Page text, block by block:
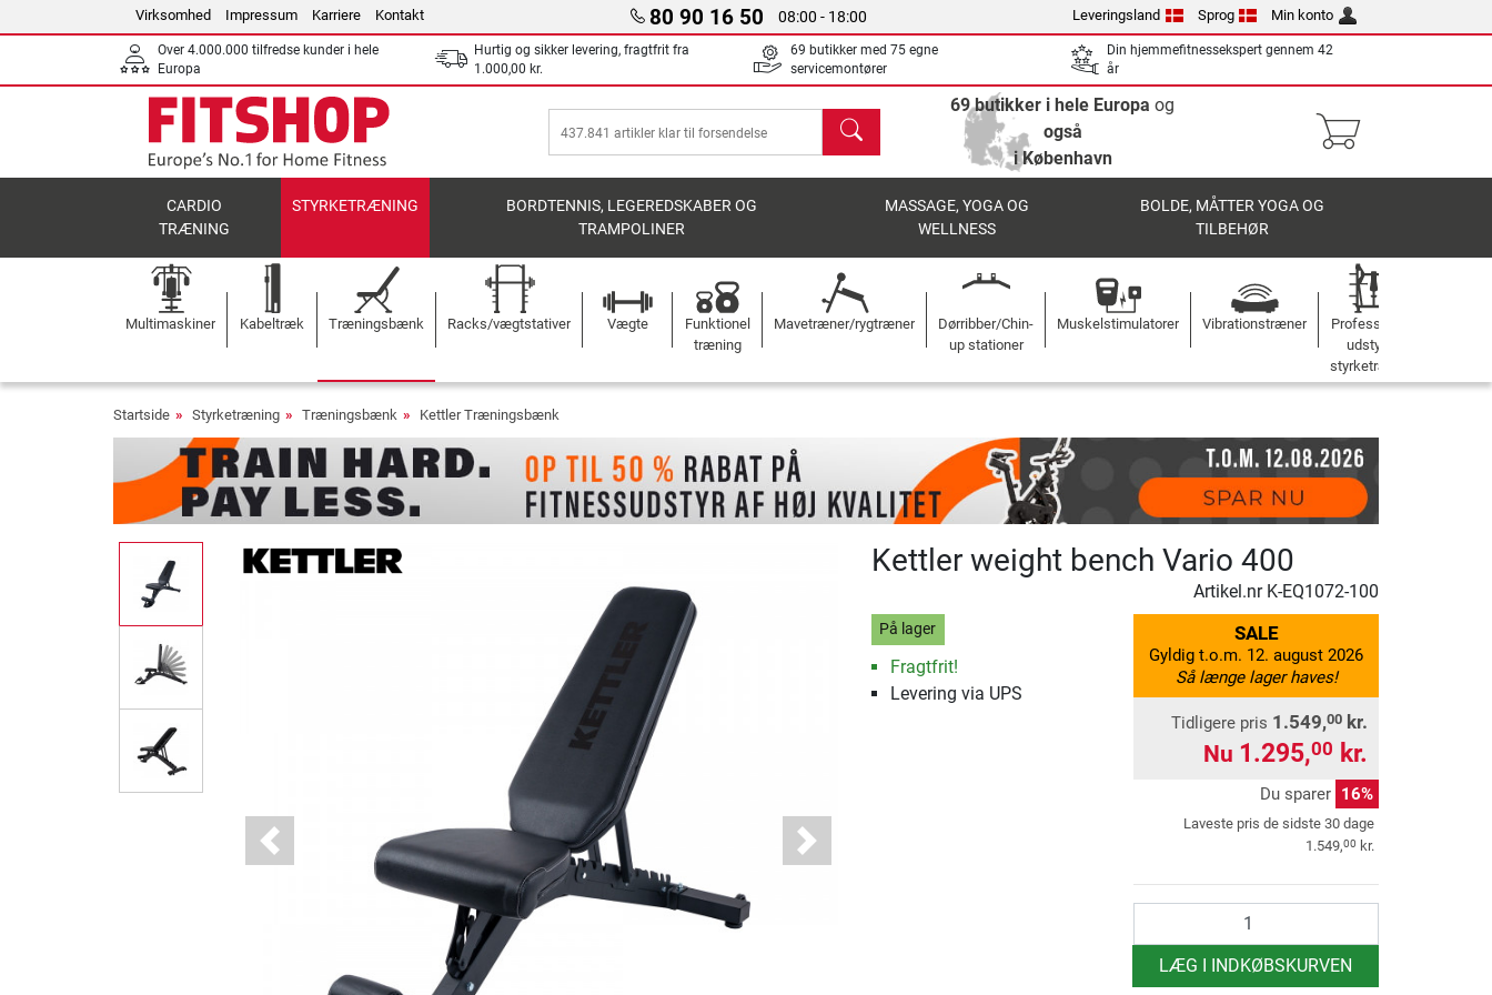
Virksomhed Impressum Karriere Kontakt 80 90 16 50 08:00 - 18:00 Leveringsland Sprog Min konto
Over 4.000.000 tilfredse kunder i hele
Europa
Hurtig og sikker levering, fragtfrit fra
1.000,00 kr.
69 butikker med 75 egne
servicemontører
Din hjemmefitnessekspert gennem 42
år
søg
69 butikker i hele Europa og
også
i København
CARDIO
TRÆNING
STYRKETRÆNING
BORDTENNIS, LEGEREDSKABER OG
TRAMPOLINER
MASSAGE, YOGA OG
WELLNESS
BOLDE, MÅTTER YOGA OG
TILBEHØR
Multimaskiner Kabeltræk Træningsbænk Racks/vægtstativer Vægte
Funktionel
træning
Mavetræner/rygtræner
Dørribber/Chin-
up stationer
Muskelstimulatorer Vibrationstræner
Professionelt
udstyr til
styrketræning
Startside Styrketræning Træningsbænk Kettler Træningsbænk
Previous Next
Kettler weight bench Vario 400
Artikel.nr K-EQ1072-100
På lager
Fragtfrit!
Levering via UPS
SALE
Gyldig t.o.m. 12. august 2026
Så længe lager haves!
Tidligere pris 1.549,00 kr.
Nu 1.295,00 kr.
Du sparer 16%
Laveste pris de sidste 30 dage
1.549,00 kr.
LÆG I INDKØBSKURVEN